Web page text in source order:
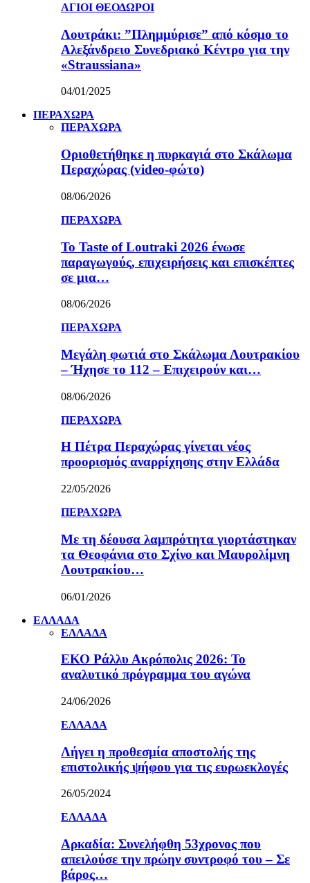
ΑΓΙΟΙ ΘΕΟΔΩΡΟΙ
Λουτράκι: ”Πλημμύρισε” από κόσμο το
Αλεξάνδρειο Συνεδριακό Κέντρο για την
«Straussiana»
04/01/2025
ΠΕΡΑΧΩΡΑ
ΠΕΡΑΧΩΡΑ
Οριοθετήθηκε η πυρκαγιά στο Σκάλωμα
Περαχώρας (video-φώτο)
08/06/2026
ΠΕΡΑΧΩΡΑ
Το Taste of Loutraki 2026 ένωσε
παραγωγούς, επιχειρήσεις και επισκέπτες
σε μια…
08/06/2026
ΠΕΡΑΧΩΡΑ
Μεγάλη φωτιά στο Σκάλωμα Λουτρακίου
– Ήχησε το 112 – Επιχειρούν και…
08/06/2026
ΠΕΡΑΧΩΡΑ
Η Πέτρα Περαχώρας γίνεται νέος
προορισμός αναρρίχησης στην Ελλάδα
22/05/2026
ΠΕΡΑΧΩΡΑ
Με τη δέουσα λαμπρότητα γιορτάστηκαν
τα Θεοφάνια στο Σχίνο και Μαυρολίμνη
Λουτρακίου…
06/01/2026
ΕΛΛΑΔΑ
ΕΛΛΑΔΑ
ΕΚΟ Ράλλυ Ακρόπολις 2026: Το
αναλυτικό πρόγραμμα του αγώνα
24/06/2026
ΕΛΛΑΔΑ
Λήγει η προθεσμία αποστολής της
επιστολικής ψήφου για τις ευρωεκλογές
26/05/2024
ΕΛΛΑΔΑ
Αρκαδία: Συνελήφθη 53χρονος που
απειλούσε την πρώην συντροφό του – Σε
βάρος…